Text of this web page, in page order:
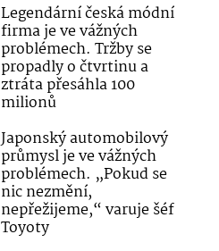
Legendární česká módní
firma je ve vážných
problémech. Tržby se
propadly o čtvrtinu a
ztráta přesáhla 100
milionů
Japonský automobilový
průmysl je ve vážných
problémech. „Pokud se
nic nezmění,
nepřežijeme,“ varuje šéf
Toyoty